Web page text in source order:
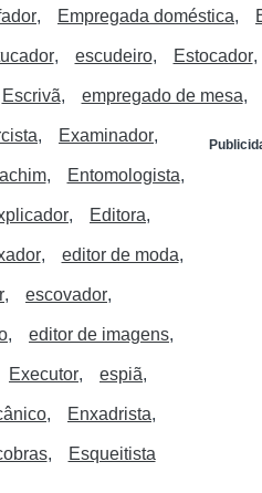
Empregada doméstica
escudeiro Estocador
Escrivã empregado de mesa
Examinador
Entomologista
Editora
editor de moda
escovador
editor de imagens
Executor espiã
Enxadrista
Esqueitista